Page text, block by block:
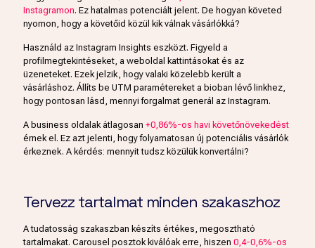
Instagramon. Ez hatalmas potenciált jelent. De hogyan követed
nyomon, hogy a követőid közül kik válnak vásárlókká?
Használd az Instagram Insights eszközt. Figyeld a
profilmegtekintéseket, a weboldal kattintásokat és az
üzeneteket. Ezek jelzik, hogy valaki közelebb került a
vásárláshoz. Állíts be UTM paramétereket a bioban lévő linkhez,
hogy pontosan lásd, mennyi forgalmat generál az Instagram.
A business oldalak átlagosan +0,86%-os havi követőnövekedést
érnek el. Ez azt jelenti, hogy folyamatosan új potenciális vásárlók
érkeznek. A kérdés: mennyit tudsz közülük konvertálni?
Tervezz tartalmat minden szakaszhoz
A tudatosság szakaszban készíts értékes, megosztható
tartalmakat. Carousel posztok kiválóak erre, hiszen 0,4-0,6%-os